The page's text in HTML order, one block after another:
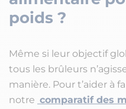
poids ?
Même si leur objectif
tous les brûleurs
manière. Pour t’aider à
notre comparatif des